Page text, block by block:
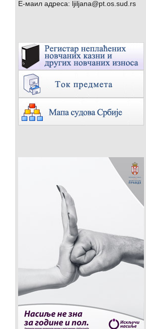
Е-маил адреса: ljiljana@pt.os.sud.rs